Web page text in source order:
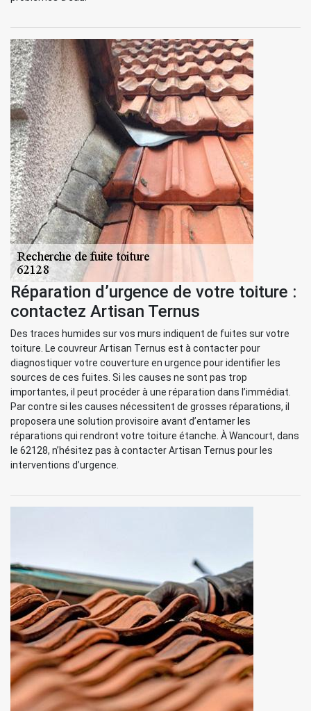
Réparation d’urgence de votre toiture :
contactez Artisan Ternus
Des traces humides sur vos murs indiquent de fuites sur votre
toiture. Le couvreur Artisan Ternus est à contacter pour
diagnostiquer votre couverture en urgence pour identifier les
sources de ces fuites. Si les causes ne sont pas trop
importantes, il peut procéder à une réparation dans l’immédiat.
Par contre si les causes nécessitent de grosses réparations, il
proposera une solution provisoire avant d’entamer les
réparations qui rendront votre toiture étanche. À Wancourt, dans
le 62128, n’hésitez pas à contacter Artisan Ternus pour les
interventions d’urgence.